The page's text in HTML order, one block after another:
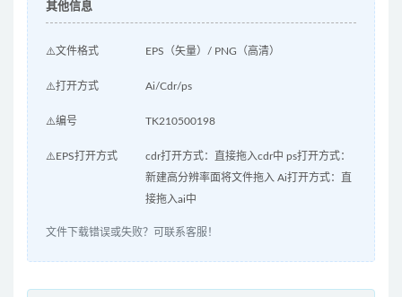
其他信息
⚠️文件格式 EPS（矢量）/ PNG（高清）
⚠️打开方式 Ai/Cdr/ps
⚠️编号 TK210500198
⚠️EPS打开方式
cdr打开方式：直接拖入cdr中 ps打开方式：
新建高分辨率面将文件拖入 Ai打开方式：直
接拖入ai中
文件下载错误或失败？可联系客服！